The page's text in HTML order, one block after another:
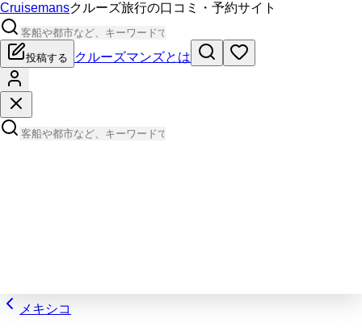
Cruisemansクルーズ旅行の口コミ・予約サイト
投稿する クルーズマンズとは
メキシコ